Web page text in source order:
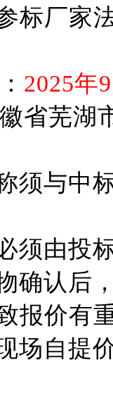
标厂家
： 2025年9
省芜湖
须与中
须由投
确认后
报价有
场自提